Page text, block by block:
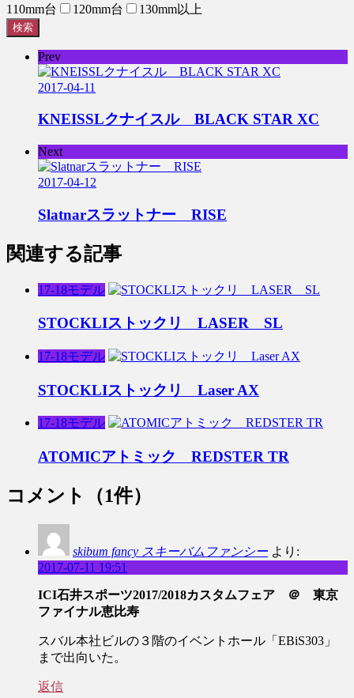
110mm台
120mm台 130mm以上
検索
Prev
2017-04-11
KNEISSLクナイスル BLACK STAR XC
Next
2017-04-12
Slatnarスラットナー RISE
関連する記事
17-18モデル
STOCKLIストックリ LASER SL
17-18モデル
STOCKLIストックリ Laser AX
17-18モデル
ATOMICアトミック REDSTER TR
コメント （1件）
skibum fancy スキーバムファンシー より:
2017-07-11 19:51
ICI石井スポーツ2017/2018カスタムフェア ＠ 東京
ファイナル恵比寿
スバル本社ビルの３階のイベントホール「EBiS303」
まで出向いた。
返信